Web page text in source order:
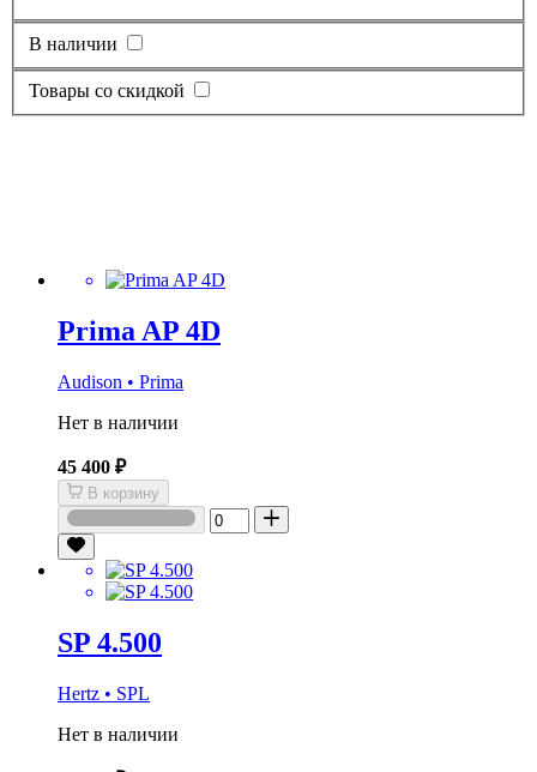
В наличии
Товары со скидкой
Prima AP 4D
Audison • Prima
Нет в наличии
45 400 ₽
В корзину
SP 4.500
Hertz • SPL
Нет в наличии